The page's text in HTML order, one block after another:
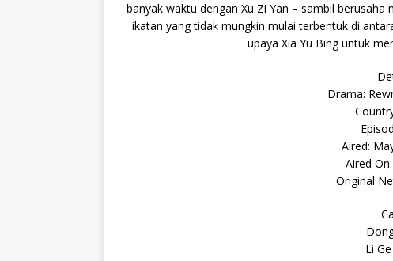
banyak waktu dengan Xu Zi Yan – sambil
ikatan yang tidak mungkin mulai terbentuk di
upaya Xia Yu Bing untuk
Drama:
Aired:
Aired
Original
Li